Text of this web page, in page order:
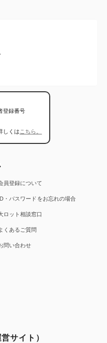
登録番号
しくは こちら。
員登録について
・パスワードをお忘れの場合
ロット相談窓口
くあるご質問
問い合わせ
サイト）